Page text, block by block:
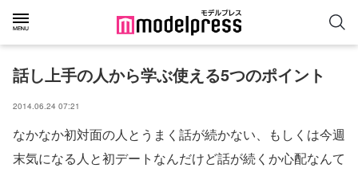
話し上手の人から学ぶ使える5つのポイント
2014.06.24 07:21
なかなか初対面の人とうまく話が続かない、もしくは今週
末気になる人と初デートなんだけど話が続くか心配なんて